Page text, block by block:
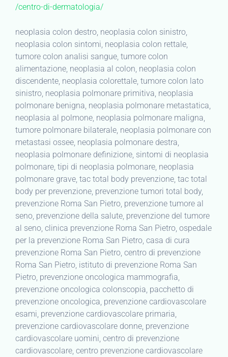
/centro-di-dermatologia/
neoplasia colon destro, neoplasia colon sinistro,
neoplasia colon sintomi, neoplasia colon rettale,
tumore colon analisi sangue, tumore colon
alimentazione, neoplasia al colon, neoplasia colon
discendente, neoplasia colorettale, tumore colon lato
sinistro, neoplasia polmonare primitiva, neoplasia
polmonare benigna, neoplasia polmonare metastatica,
neoplasia al polmone, neoplasia polmonare maligna,
tumore polmonare bilaterale, neoplasia polmonare con
metastasi ossee, neoplasia polmonare destra,
neoplasia polmonare definizione, sintomi di neoplasia
polmonare, tipi di neoplasia polmonare, neoplasia
polmonare grave, tac total body prevenzione, tac total
body per prevenzione, prevenzione tumori total body,
prevenzione Roma San Pietro, prevenzione tumore al
seno, prevenzione della salute, prevenzione del tumore
al seno, clinica prevenzione Roma San Pietro, ospedale
per la prevenzione Roma San Pietro, casa di cura
prevenzione Roma San Pietro, centro di prevenzione
Roma San Pietro, istituto di prevenzione Roma San
Pietro, prevenzione oncologica mammografia,
prevenzione oncologica colonscopia, pacchetto di
prevenzione oncologica, prevenzione cardiovascolare
esami, prevenzione cardiovascolare primaria,
prevenzione cardiovascolare donne, prevenzione
cardiovascolare uomini, centro di prevenzione
cardiovascolare, centro prevenzione cardiovascolare